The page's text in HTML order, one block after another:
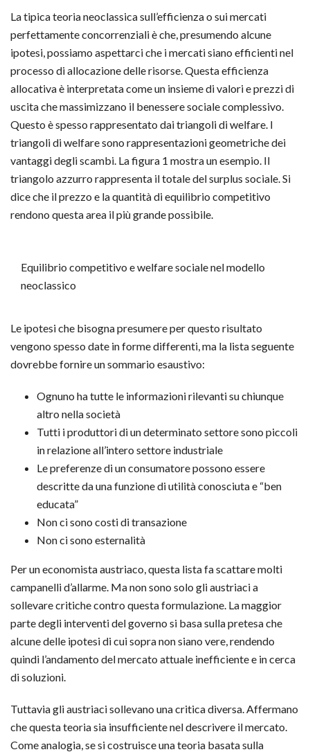
La tipica teoria neoclassica sull’efficienza o sui mercati
perfettamente concorrenziali è che, presumendo alcune
ipotesi, possiamo aspettarci che i mercati siano efficienti nel
processo di allocazione delle risorse. Questa efficienza
allocativa è interpretata come un insieme di valori e prezzi di
uscita che massimizzano il benessere sociale complessivo.
Questo è spesso rappresentato dai triangoli di welfare. I
triangoli di welfare sono rappresentazioni geometriche dei
vantaggi degli scambi. La figura 1 mostra un esempio. Il
triangolo azzurro rappresenta il totale del surplus sociale. Si
dice che il prezzo e la quantità di equilibrio competitivo
rendono questa area il più grande possibile.
Equilibrio competitivo e welfare sociale nel modello
neoclassico
Le ipotesi che bisogna presumere per questo risultato
vengono spesso date in forme differenti, ma la lista seguente
dovrebbe fornire un sommario esaustivo:
Ognuno ha tutte le informazioni rilevanti su chiunque
altro nella società
Tutti i produttori di un determinato settore sono piccoli
in relazione all’intero settore industriale
Le preferenze di un consumatore possono essere
descritte da una funzione di utilità conosciuta e “ben
educata”
Non ci sono costi di transazione
Non ci sono esternalità
Per un economista austriaco, questa lista fa scattare molti
campanelli d’allarme. Ma non sono solo gli austriaci a
sollevare critiche contro questa formulazione. La maggior
parte degli interventi del governo si basa sulla pretesa che
alcune delle ipotesi di cui sopra non siano vere, rendendo
quindi l’andamento del mercato attuale inefficiente e in cerca
di soluzioni.
Tuttavia gli austriaci sollevano una critica diversa. Affermano
che questa teoria sia insufficiente nel descrivere il mercato.
Come analogia, se si costruisce una teoria basata sulla